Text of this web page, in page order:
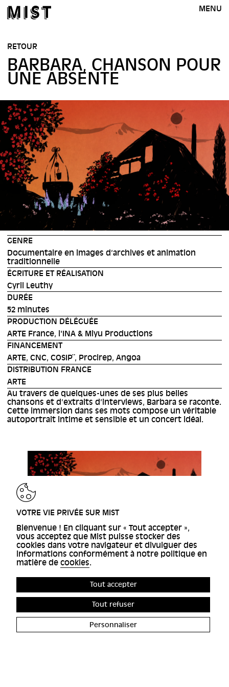
MENU
RETOUR
BARBARA, CHANSON POUR
UNE ABSENTE
Au travers de quelques-unes de ses plus belles
chansons et d’extraits d’interviews, Barbara se raconte.
Cette immersion dans ses mots compose un véritable
autoportrait intime et sensible et un concert idéal.
GENRE
Documentaire en images d’archives et animation
traditionnelle
ÉCRITURE ET RÉALISATION
Cyril Leuthy
DURÉE
52 minutes
PRODUCTION DÉLÉGUÉE
ARTE France, l'INA & Miyu Productions
FINANCEMENT
ARTE, CNC, COSIP¨, Procirep, Angoa
DISTRIBUTION FRANCE
ARTE
VOTRE VIE PRIVÉE SUR MIST
Bienvenue ! En cliquant sur « Tout accepter »,
vous acceptez que Mist puisse stocker des
cookies dans votre navigateur et divulguer des
informations conformément à notre politique en
matière decookies.
Tout accepter
Tout refuser
Personnaliser